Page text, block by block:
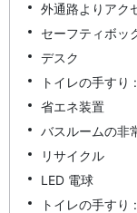
外通路よりアク
セーフティボッ
デスク
トイレの手す
省エネ装置
バスルームの非
リサイクル
LED 電球
トイレの手す